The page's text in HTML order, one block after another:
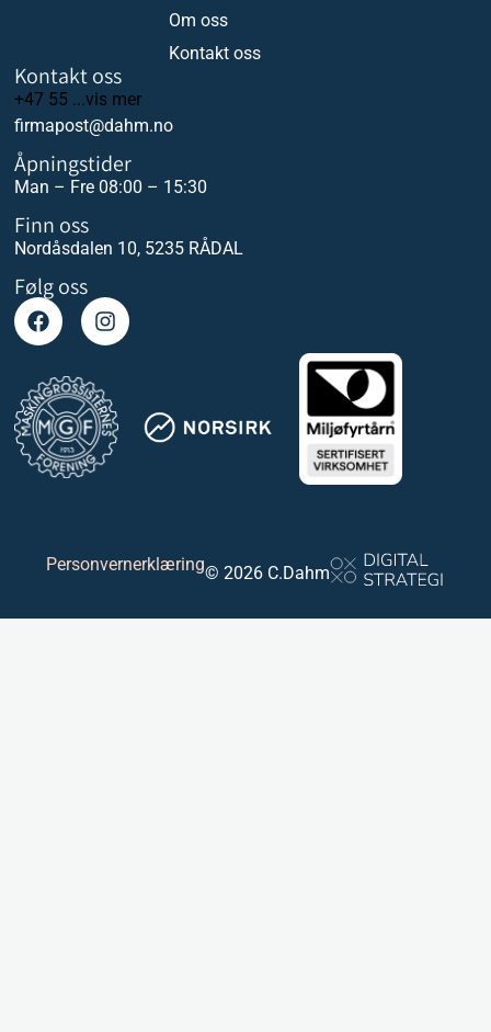
Om oss
Kontakt oss
Kontakt oss
+47 55 ...vis mer
firmapost@dahm.no
Åpningstider
Man – Fre 08:00 – 15:30
Finn oss
Nordåsdalen 10, 5235 RÅDAL
Følg oss
Personvernerklæring© 2026 C.Dahm